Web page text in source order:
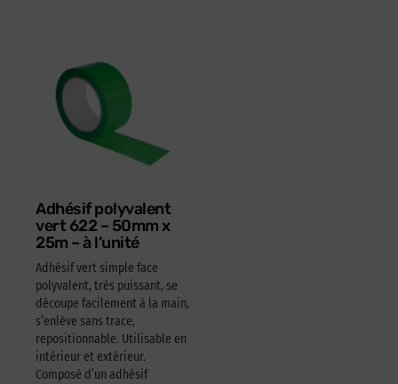
Adhésif polyvalent
vert 622 – 50mm x
25m – à l’unité
Adhésif vert simple face
polyvalent, très puissant, se
découpe facilement à la main,
s’enlève sans trace,
repositionnable. Utilisable en
intérieur et extérieur.
Composé d’un adhésif